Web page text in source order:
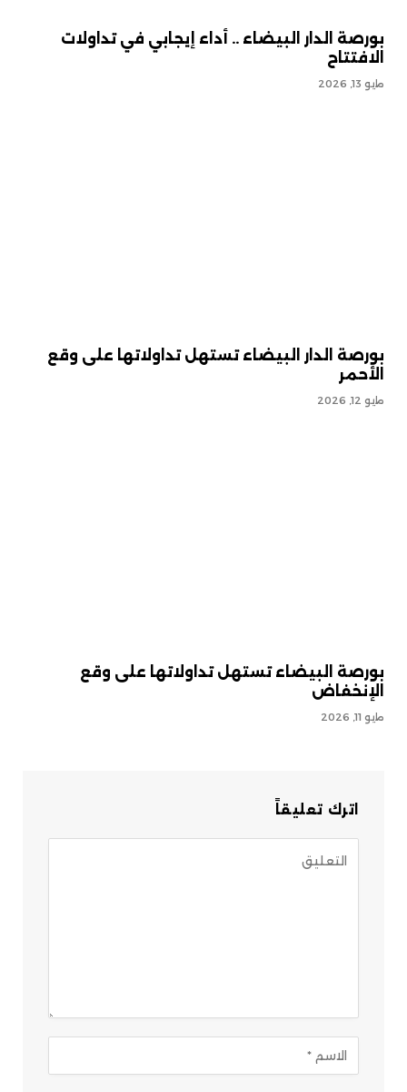
بورصة الدار البيضاء .. أداء إيجابي في تداولات
الافتتاح
مايو 13, 2026
بورصة الدار البيضاء تستهل تداولاتها على وقع
الأحمر
مايو 12, 2026
بورصة البيضاء تستهل تداولاتها على وقع
الإنخفاض
مايو 11, 2026
اترك تعليقاً